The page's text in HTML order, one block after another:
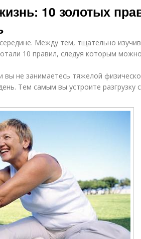
10 золотых
Между тем, тщательно
10 правил, следуя которым
не занимаетесь тяжелой
Тем самым вы устроите разгрузку